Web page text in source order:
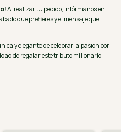
Al realizar tu pedido, infórmanos en
que prefieres y el mensaje que
y elegante de celebrar la pasión por
de regalar este tributo millonario!